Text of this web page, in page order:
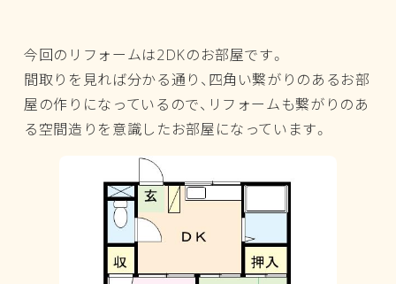
今回のリフォームは2DKのお部屋です。
間取りを見れば分かる通り、四角い繋がりのあるお部
屋の作りになっているので、リフォームも繋がりのあ
る空間造りを意識したお部屋になっています。